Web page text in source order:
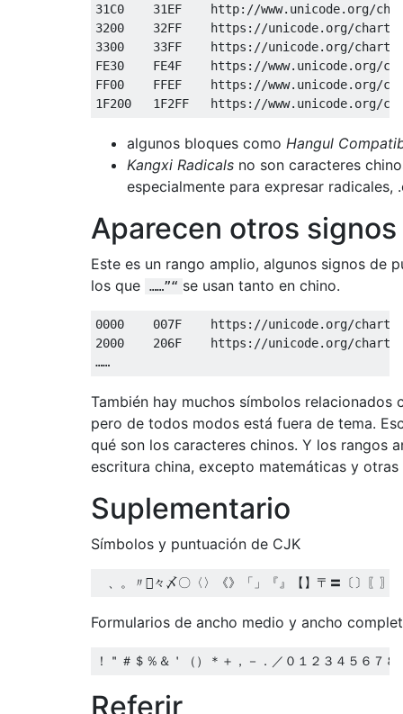
31C0    31EF    http://www.unicode.org/
3200    32FF    https://unicode.org/charts/
3300    33FF    https://unicode.org/charts/
FE30    FE4F    https://www.unicode.org/
FF00    FFEF    https://www.unicode.org/
algunos bloques como Hangul
Kangxi Radicals no son caracteres
especialmente para expresar
Aparecen otros
Este es un rango amplio, algunos signos de
los que
……”“ se usan tanto en chino.
0000    007F    https://unicode.org/
2000    206F    https://unicode.org/charts/
También hay muchos símbolos
pero de todos modos está fuera de tema.
qué son los caracteres chinos. Y los rangos
escritura china, excepto matemáticas y
Suplementario
Símbolos y puntuación de CJK
Formularios de ancho medio y ancho
Referir